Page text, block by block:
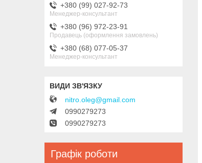
+380 (99) 027-92-73
Менеджер-консультант
+380 (96) 972-23-91
Продавець (оформлення замовлень)
+380 (68) 077-05-37
Менеджер-консультант
nitro.oleg@gmail.com
0990279273
0990279273
Графік роботи